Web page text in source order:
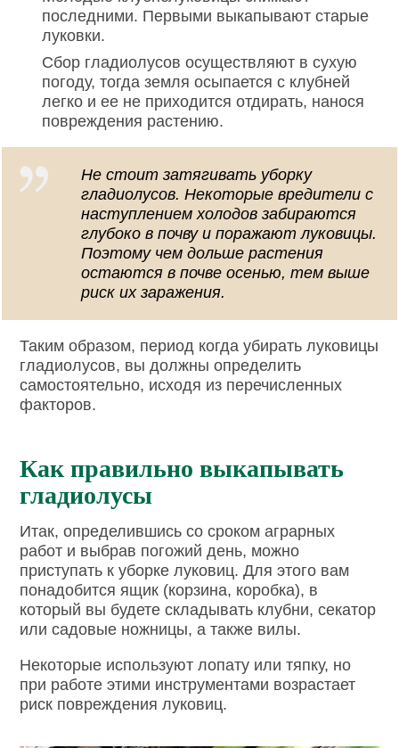
последними. Первыми выкапывают старые
луковки.
Сбор гладиолусов осуществляют в сухую
погоду, тогда земля осыпается с клубней
легко и ее не приходится отдирать, нанося
повреждения растению.
Не стоит затягивать уборку
гладиолусов. Некоторые вредители с
наступлением холодов забираются
глубоко в почву и поражают луковицы.
Поэтому чем дольше растения
остаются в почве осенью, тем выше
риск их заражения.
Таким образом, период когда убирать луковицы
гладиолусов, вы должны определить
самостоятельно, исходя из перечисленных
факторов.
Как правильно выкапывать
гладиолусы
Итак, определившись со сроком аграрных
работ и выбрав погожий день, можно
приступать к уборке луковиц. Для этого вам
понадобится ящик (корзина, коробка), в
который вы будете складывать клубни, секатор
или садовые ножницы, а также вилы.
Некоторые используют лопату или тяпку, но
при работе этими инструментами возрастает
риск повреждения луковиц.